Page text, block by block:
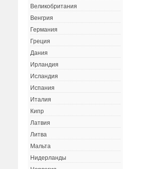
Великобритания
Венгрия
Германия
Греция
Дания
Ирландия
Исландия
Испания
Италия
Кипр
Латвия
Литва
Мальта
Нидерланды